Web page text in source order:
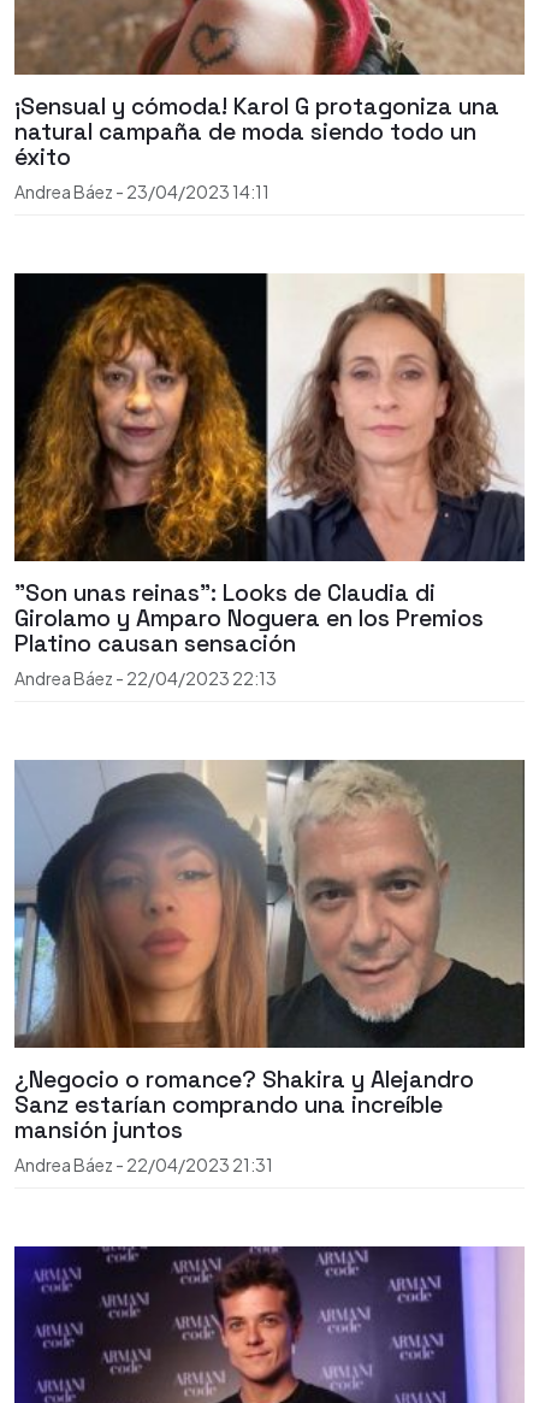
¡Sensual y cómoda! Karol G protagoniza una
natural campaña de moda siendo todo un
éxito
Andrea Báez - 23/04/2023 14:11
"Son unas reinas": Looks de Claudia di
Girolamo y Amparo Noguera en los Premios
Platino causan sensación
Andrea Báez - 22/04/2023 22:13
¿Negocio o romance? Shakira y Alejandro
Sanz estarían comprando una increíble
mansión juntos
Andrea Báez - 22/04/2023 21:31